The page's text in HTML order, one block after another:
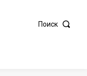
Поиск